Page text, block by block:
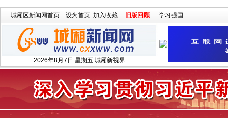
城厢区新闻网首页 设为首页 加入收藏 旧版回顾 学习强国
2026年8月7日 星期五 城厢新视界